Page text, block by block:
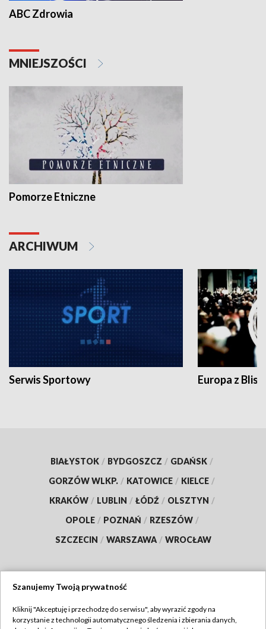
ABC Zdrowia
MNIEJSZOŚCI
Pomorze Etniczne
ARCHIWUM
Serwis Sportowy Europa z
BIAŁYSTOK / BYDGOSZCZ / GDAŃSK /
GORZÓW WLKP. / KATOWICE / KIELCE /
KRAKÓW / LUBLIN / ŁÓDŹ / OLSZTYN /
OPOLE / POZNAŃ / RZESZÓW /
SZCZECIN / WARSZAWA / WROCŁAW
TVP
Szanujemy Twoją prywatność
Kliknij "Akceptuję i przechodzę do serwisu", aby wyrazić zgody na
korzystanie z technologii automatycznego śledzenia i zbierania danych,